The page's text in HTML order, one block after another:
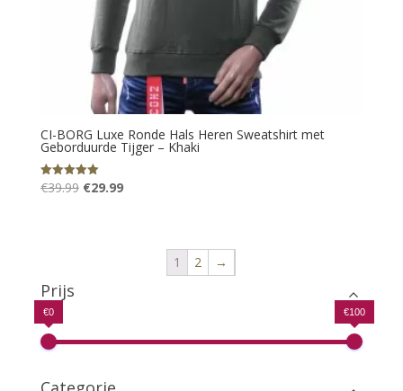
CI-BORG Luxe Ronde Hals Heren Sweatshirt met
Geborduurde Tijger – Khaki
Gewaardeerd
5.00
€39.99 Oorspronkelijke
€29.99Huidige
1 2 →
Prijs
€0 €100